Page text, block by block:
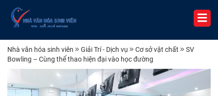
Nhà văn hóa sinh viên Giải Trí - Dịch vụ Cơ sở vật chất
SV
Bowling – Cùng thể thao hiện đại vào học đường